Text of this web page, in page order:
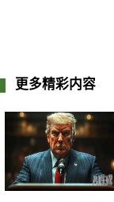
更多精彩内容